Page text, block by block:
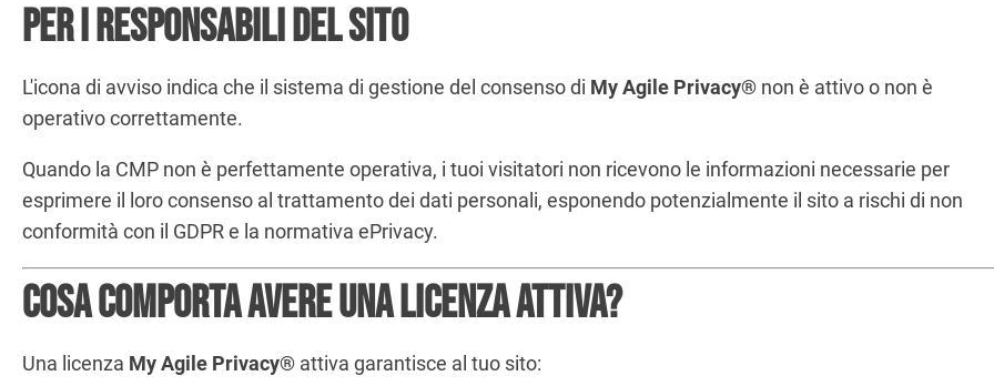
Per i responsabili del sito
L'icona di avviso indica che il sistema di gestione del consenso di My Agile Privacy® non è attivo o non è
operativo correttamente.
Quando la CMP non è perfettamente operativa, i tuoi visitatori non ricevono le informazioni necessarie per
esprimere il loro consenso al trattamento dei dati personali, esponendo potenzialmente il sito a rischi di non
conformità con il GDPR e la normativa ePrivacy.
Cosa comporta avere una licenza attiva?
Una licenza My Agile Privacy® attiva garantisce al tuo sito: